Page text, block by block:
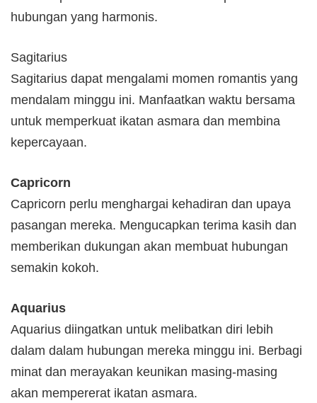
hubungan yang harmonis.
Sagitarius
Sagitarius dapat mengalami momen romantis yang
mendalam minggu ini. Manfaatkan waktu bersama
untuk memperkuat ikatan asmara dan membina
kepercayaan.
Capricorn
Capricorn perlu menghargai kehadiran dan upaya
pasangan mereka. Mengucapkan terima kasih dan
memberikan dukungan akan membuat hubungan
semakin kokoh.
Aquarius
Aquarius diingatkan untuk melibatkan diri lebih
dalam dalam hubungan mereka minggu ini. Berbagi
minat dan merayakan keunikan masing-masing
akan mempererat ikatan asmara.